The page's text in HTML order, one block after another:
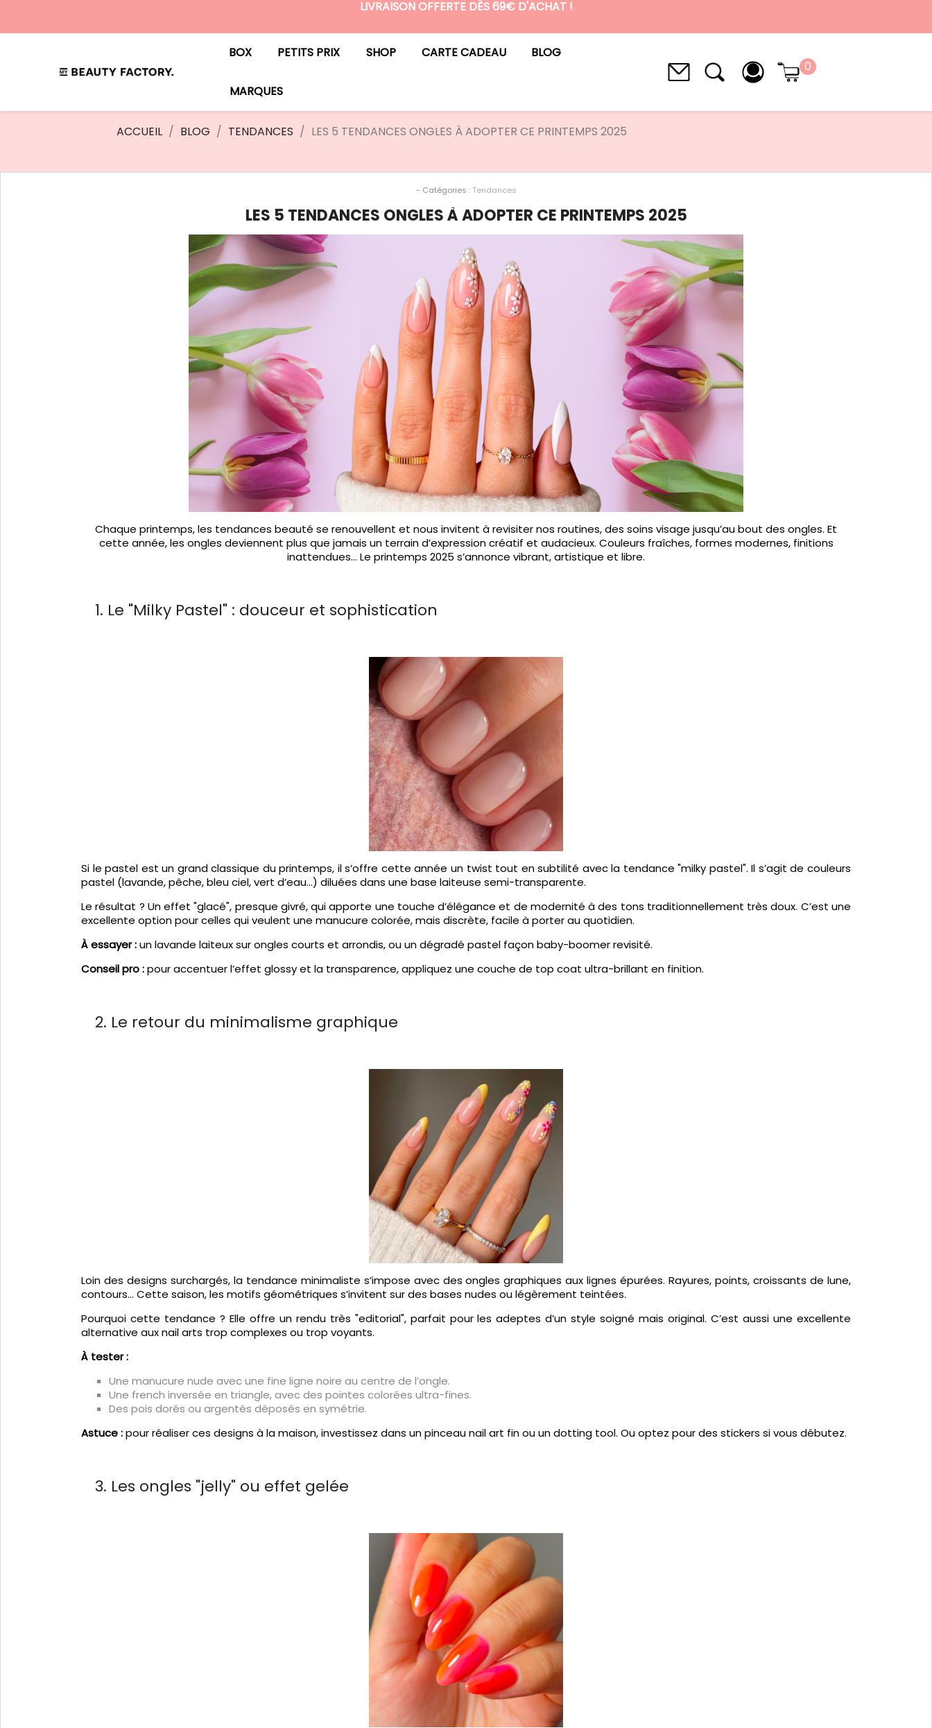
LIVRAISON OFFERTE DÈS 69€ D'ACHAT !
BOX PETITS PRIX SHOP CARTE CADEAU BLOG
MARQUES
0
ACCUEIL BLOG TENDANCES LES 5 TENDANCES ONGLES À ADOPTER CE PRINTEMPS 2025
- Catégories : Tendances
LES 5 TENDANCES ONGLES À ADOPTER CE PRINTEMPS 2025
Chaque printemps, les tendances beauté se renouvellent et nous invitent à revisiter nos routines, des soins visage jusqu’au bout des ongles. Et
cette année, les ongles deviennent plus que jamais un terrain d’expression créatif et audacieux. Couleurs fraîches, formes modernes, finitions
inattendues… Le printemps 2025 s’annonce vibrant, artistique et libre.
1. Le "Milky Pastel" : douceur et sophistication
Si le pastel est un grand classique du printemps, il s’offre cette année un twist tout en subtilité avec la tendance "milky pastel". Il s’agit de couleurs
pastel (lavande, pêche, bleu ciel, vert d’eau…) diluées dans une base laiteuse semi-transparente.
Le résultat ? Un effet "glacé", presque givré, qui apporte une touche d’élégance et de modernité à des tons traditionnellement très doux. C’est une
excellente option pour celles qui veulent une manucure colorée, mais discrète, facile à porter au quotidien.
À essayer :un lavande laiteux sur ongles courts et arrondis, ou un dégradé pastel façon baby-boomer revisité.
Conseil pro :pour accentuer l’effet glossy et la transparence, appliquez une couche de top coat ultra-brillant en finition.
2. Le retour du minimalisme graphique
Loin des designs surchargés, la tendance minimaliste s’impose avec des ongles graphiques aux lignes épurées. Rayures, points, croissants de lune,
contours... Cette saison, les motifs géométriques s’invitent sur des bases nudes ou légèrement teintées.
Pourquoi cette tendance ? Elle offre un rendu très "editorial", parfait pour les adeptes d’un style soigné mais original. C’est aussi une excellente
alternative aux nail arts trop complexes ou trop voyants.
À tester :
Une manucure nude avec une fine ligne noire au centre de l’ongle.
Une french inversée en triangle, avec des pointes colorées ultra-fines.
Des pois dorés ou argentés déposés en symétrie.
Astuce :pour réaliser ces designs à la maison, investissez dans un pinceau nail art fin ou un dotting tool. Ou optez pour des stickers si vous débutez.
3. Les ongles "jelly" ou effet gelée